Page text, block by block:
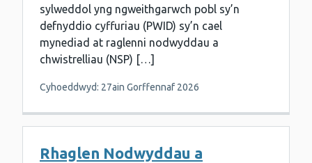
sylweddol yng ngweithgarwch pobl sy’n
defnyddio cyffuriau (PWID) sy’n cael
mynediad at raglenni nodwyddau a
chwistrelliau (NSP) […]
Cyhoeddwyd: 27ain Gorffennaf 2026
Rhaglen Nodwyddau a